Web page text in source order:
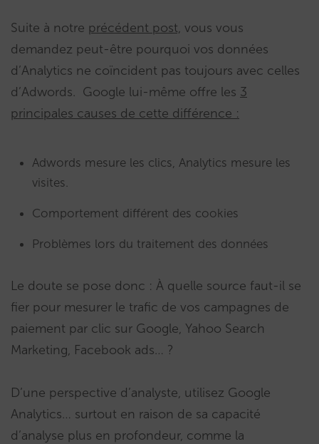
Suite à notre précédent post, vous vous
demandez peut-être pourquoi vos données
d’Analytics ne coïncident pas toujours avec celles
d’Adwords. Google lui-même offre les 3
principales causes de cette différence :
Adwords mesure les clics, Analytics mesure les
visites.
Comportement différent des cookies
Problèmes lors du traitement des données
Le doute se pose donc : À quelle source faut-il se
fier pour mesurer le trafic de vos campagnes de
paiement par clic sur Google, Yahoo Search
Marketing, Facebook ads… ?
D’une perspective d’analyste, utilisez Google
Analytics… surtout en raison de sa capacité
d’analyse plus en profondeur, comme la